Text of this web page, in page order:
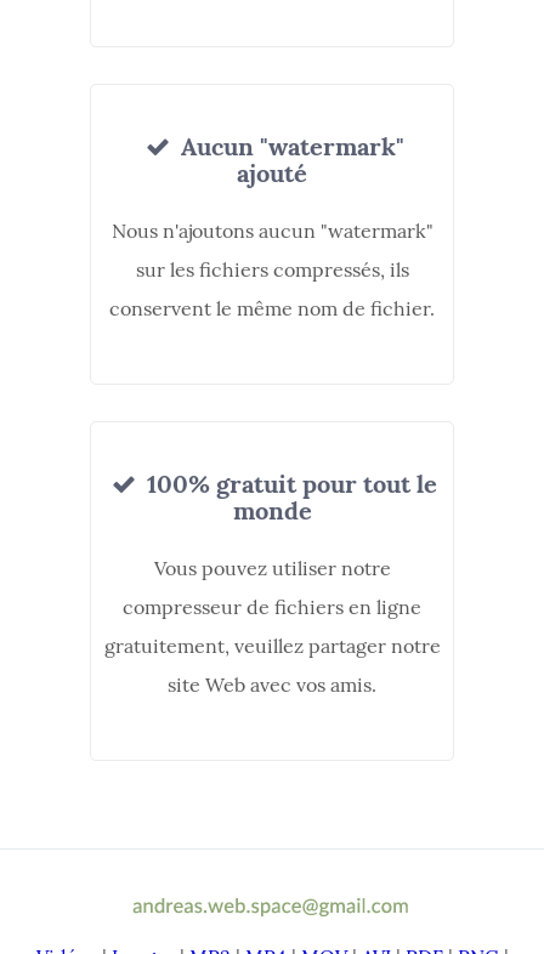
Aucun "watermark"
ajouté
Nous n'ajoutons aucun "watermark"
sur les fichiers compressés, ils
conservent le même nom de fichier.
100% gratuit pour tout le
monde
Vous pouvez utiliser notre
compresseur de fichiers en ligne
gratuitement, veuillez partager notre
site Web avec vos amis.